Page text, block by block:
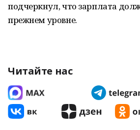
подчеркнул, что зарплата
прежнем уровне.
Читайте нас